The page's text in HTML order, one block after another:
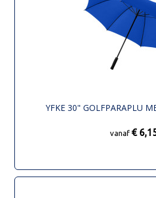
YFKE 30" GOLFPARAPLU
vanaf €